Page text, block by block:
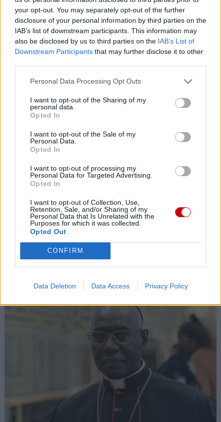
your opt-out. You may separately opt-out of the further
disclosure of your personal information by third parties on the
IAB’s list of downstream participants. This information may
also be disclosed by us to third parties on the IAB’s List of
Downstream Participants that may further disclose it to other
Personal Data Processing Opt Outs
I want to opt-out of the Sharing of my
personal data.
Opted In
I want to opt-out of the Sale of my
Personal Data.
Opted In
I want to opt-out of processing my
Personal Data for Targeted Advertising.
Opted In
I want to opt-out of Collection, Use,
Retention, Sale, and/or Sharing of my
Personal Data that Is Unrelated with the
Purposes for which it was collected.
Opted Out
CONFIRM
Data Deletion Data Access Privacy Policy
Tagi: KONSYSTORZ KOŚCIÓŁ LEON XIV
POKÓJ NA ŚWIECIE
WIARA
Najnowsze
09 sierpnia 2026 | 15:48
Episkopat opublikował dane statystyczne za 2025 rok
09 sierpnia 2026 | 14:24
Kościół w Pozzuoli na pierwszej linii: Msza wśród gruzów,
09 sierpnia 2026 | 14:19
Zwierzchnik UKGK: „Nie bójcie się, bądźcie wolni!” – dziedzictwo
bp. Pawło Wasyłyka
09 sierpnia 2026 | 13:10
Świdnica: koncert praprawnuczki kompozytora szykanowanego
Popularne